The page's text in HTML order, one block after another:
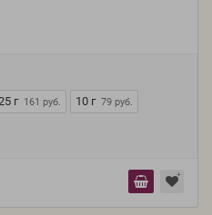
г 161 руб. 10 г 79 руб.